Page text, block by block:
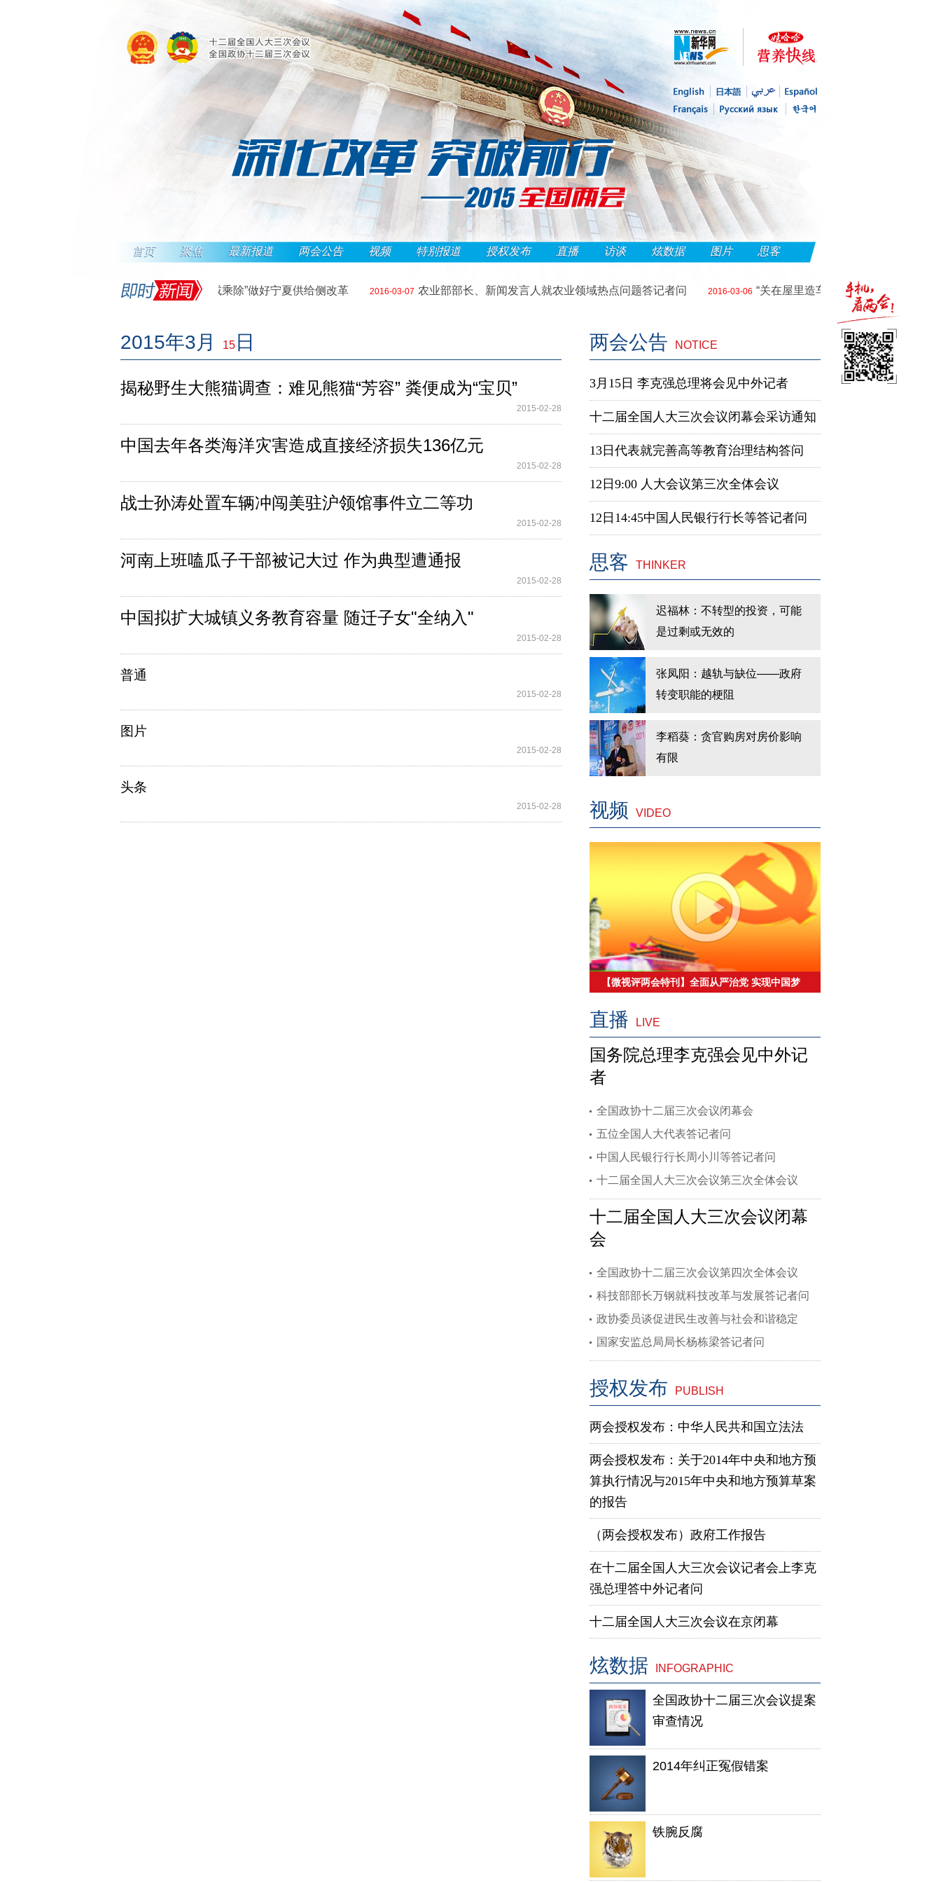
首页 聚焦 最新报道 两会公告 视频 特别报道 授权发布 直播 访谈 炫数据 图片 思客
2016-03-09 刘慧：“加减乘除”做好宁夏供给侧改革 2016-03-07 农业部部长、新闻发言人就农业领域热点问题答记者问 2016-03-06 “关在屋里造车，怎么能跑得起来？”——
2015年3月 15 日
揭秘野生大熊猫调查：难见熊猫“芳容” 粪便成为“宝贝”
2015-02-28
中国去年各类海洋灾害造成直接经济损失136亿元
2015-02-28
战士孙涛处置车辆冲闯美驻沪领馆事件立二等功
2015-02-28
河南上班嗑瓜子干部被记大过 作为典型遭通报
2015-02-28
中国拟扩大城镇义务教育容量 随迁子女"全纳入"
2015-02-28
普通
2015-02-28
图片
2015-02-28
头条
2015-02-28
两会公告 NOTICE
3月15日 李克强总理将会见中外记者
十二届全国人大三次会议闭幕会采访通知
13日代表就完善高等教育治理结构答问
12日9:00 人大会议第三次全体会议
12日14:45中国人民银行行长等答记者问
思客 THINKER
迟福林：不转型的投资，可能
是过剩或无效的
张凤阳：越轨与缺位——政府
转变职能的梗阻
李稻葵：贪官购房对房价影响
有限
视频 VIDEO
【微视评两会特刊】全面从严治党 实现中国梦
直播 LIVE
国务院总理李克强会见中外记
者
全国政协十二届三次会议闭幕会
五位全国人大代表答记者问
中国人民银行行长周小川等答记者问
十二届全国人大三次会议第三次全体会议
十二届全国人大三次会议闭幕
会
全国政协十二届三次会议第四次全体会议
科技部部长万钢就科技改革与发展答记者问
政协委员谈促进民生改善与社会和谐稳定
国家安监总局局长杨栋梁答记者问
授权发布 PUBLISH
两会授权发布：中华人民共和国立法法
两会授权发布：关于2014年中央和地方预
算执行情况与2015年中央和地方预算草案
的报告
（两会授权发布）政府工作报告
在十二届全国人大三次会议记者会上李克
强总理答中外记者问
十二届全国人大三次会议在京闭幕
炫数据 INFOGRAPHIC
全国政协十二届三次会议提案
审查情况
2014年纠正冤假错案
铁腕反腐